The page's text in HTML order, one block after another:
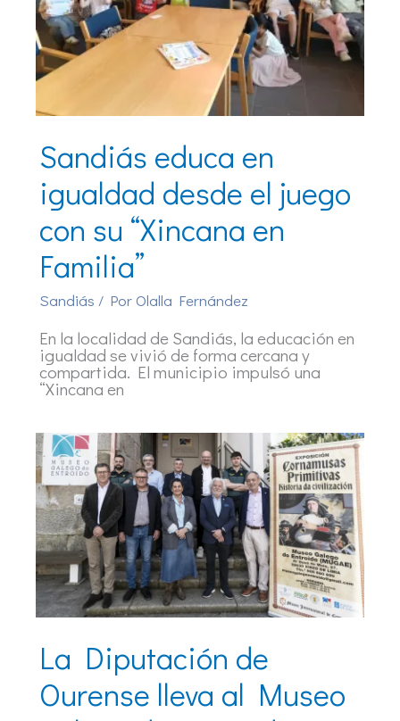
Sandiás educa en
igualdad desde el juego
con su “Xincana en
Familia”
Sandiás / PorOlalla Fernández
En la localidad de Sandiás, la educación en
igualdad se vivió de forma cercana y
compartida. El municipio impulsó una
“Xincana en
La Diputación de
Ourense lleva al Museo